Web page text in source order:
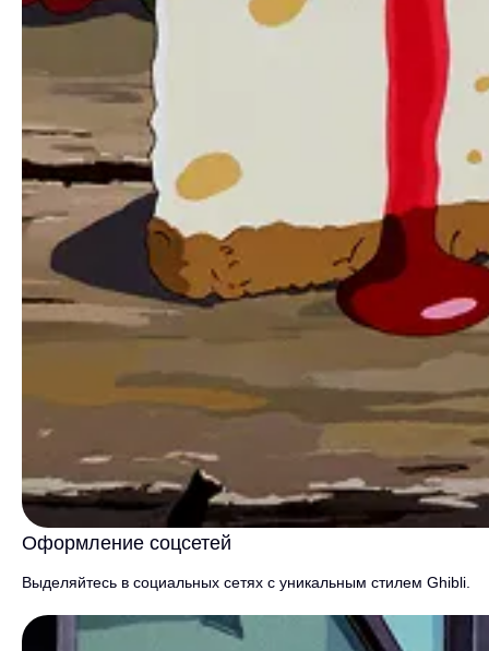
Оформление соцсетей
Выделяйтесь в социальных сетях с уникальным стилем Ghibli.